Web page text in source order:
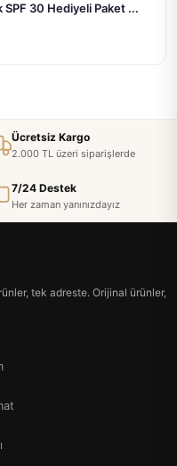
30 Hediyeli Paket ...
Ücretsiz Kargo
2.000 TL üzeri siparişlerde
7/24 Destek
Her zaman yanınızdayız
tek adreste. Orijinal ürünler,